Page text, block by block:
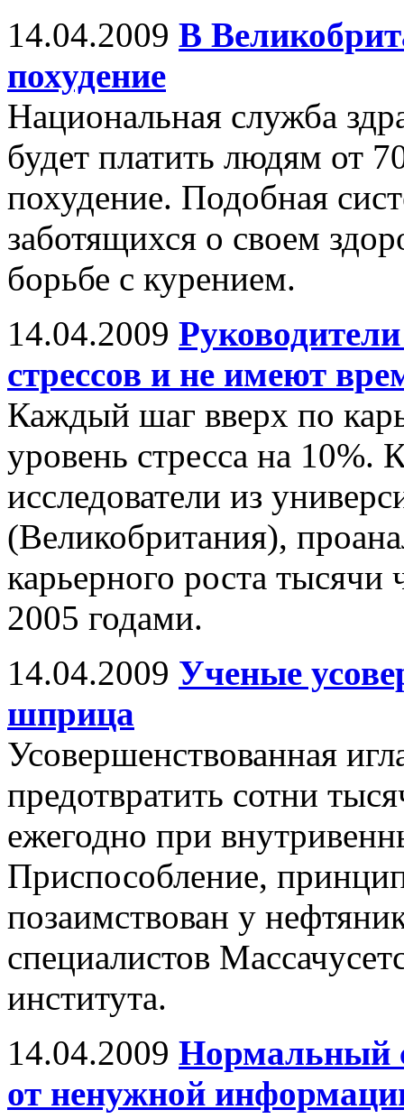
14.04.2009 В
похудение
Национальная служба
будет платить людям от
похудение. Подобная
заботящихся о своем
борьбе с курением.
14.04.2009
стрессов и не имеют
Каждый шаг вверх по
уровень стресса на
исследователи из
(Великобритания),
карьерного роста
2005 годами.
14.04.2009 Ученые
шприца
Усовершенствованная
предотвратить сотни
ежегодно при
Приспособление,
позаимствован у
специалистов
института.
14.04.2009 Нормальный
от ненужной